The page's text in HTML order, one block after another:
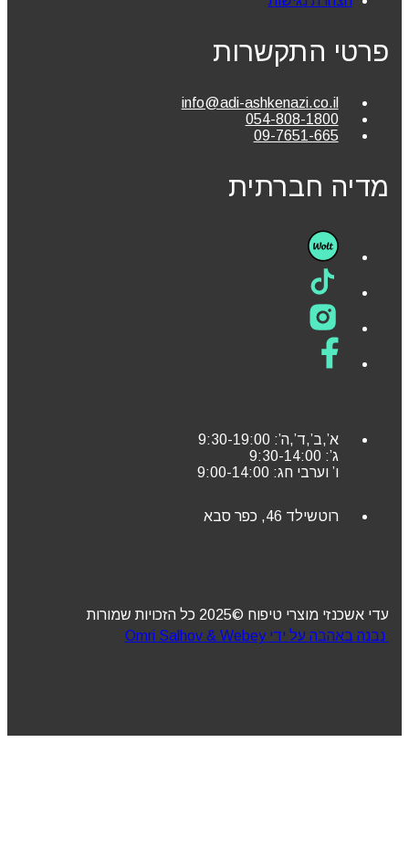
פרטי התקשרות
info@adi-ashkenazi.co.il
054-808-1800
09-7651-665
מדיה חברתית
א’,ב’,ד’,ה’: 9:30-19:00
ג’: 9:30-14:00
ו’ וערבי חג: 9:00-14:00
רוטשילד 46, כפר סבא
עדי אשכנזי מוצרי טיפוח ©2025 כל הזכויות שמורות
נבנה באהבה על ידי Omri Salhov & Webey